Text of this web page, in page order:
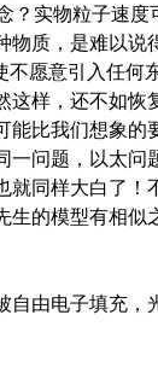
？实物粒子速
质，是难以说
愿意引入任何
样，还不如恢
比我们想象的
问题，以太
同样大白了！
的模型有相
由电子填充